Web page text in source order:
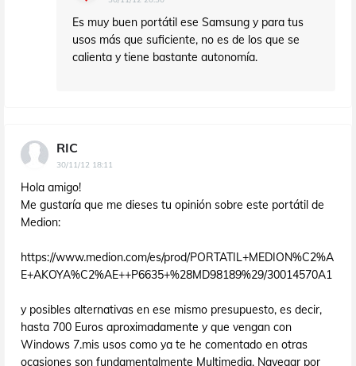
Es muy buen portátil ese Samsung y para tus
usos más que suficiente, no es de los que se
calienta y tiene bastante autonomía.
RIC
30/11/12 18:11
Hola amigo!
Me gustaría que me dieses tu opinión sobre este portátil de
Medion:
https://www.medion.com/es/prod/PORTATIL+MEDION%C2%A
E+AKOYA%C2%AE++P6635+%28MD98189%29/30014570A1
y posibles alternativas en ese mismo presupuesto, es decir,
hasta 700 Euros aproximadamente y que vengan con
Windows 7.mis usos como ya te he comentado en otras
ocasiones son fundamentalmente Multimedia, Navegar por